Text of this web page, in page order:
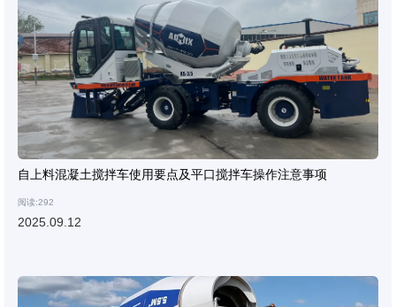
自上料混凝土搅拌车使用要点及平口搅拌车操作注意事项
阅读:292
2025.09.12